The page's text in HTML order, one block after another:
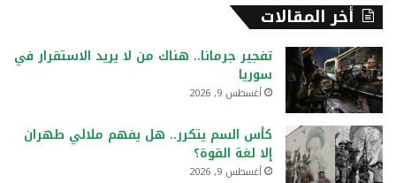
أخر المقالات
تفجير جرمانا.. هناك من لا يريد الاستقرار في
سوريا
أغسطس 9, 2026
كأس السم يتكرر.. هل يفهم ملالي طهران
إلا لغة القوة؟
أغسطس 9, 2026